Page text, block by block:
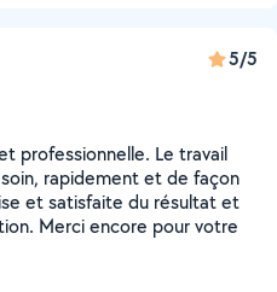
5/5
professionnelle. Le travail
rapidement et de façon
et satisfaite du résultat et
Merci encore pour votre